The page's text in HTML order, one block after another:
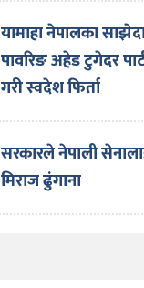
यामाहा नेपालका
पावरिङ अहेड टुगेदर
गरी स्वदेश फिर्ता
सरकारले नेपाली
मिराज ढुंगाना